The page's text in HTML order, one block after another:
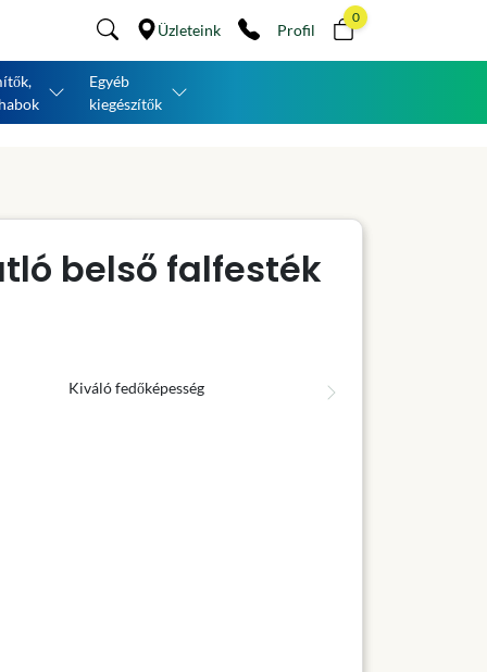
Üzleteink Profil
0
Egyéb
kiegészítők
belső falfesték
Kiváló fedőképesség